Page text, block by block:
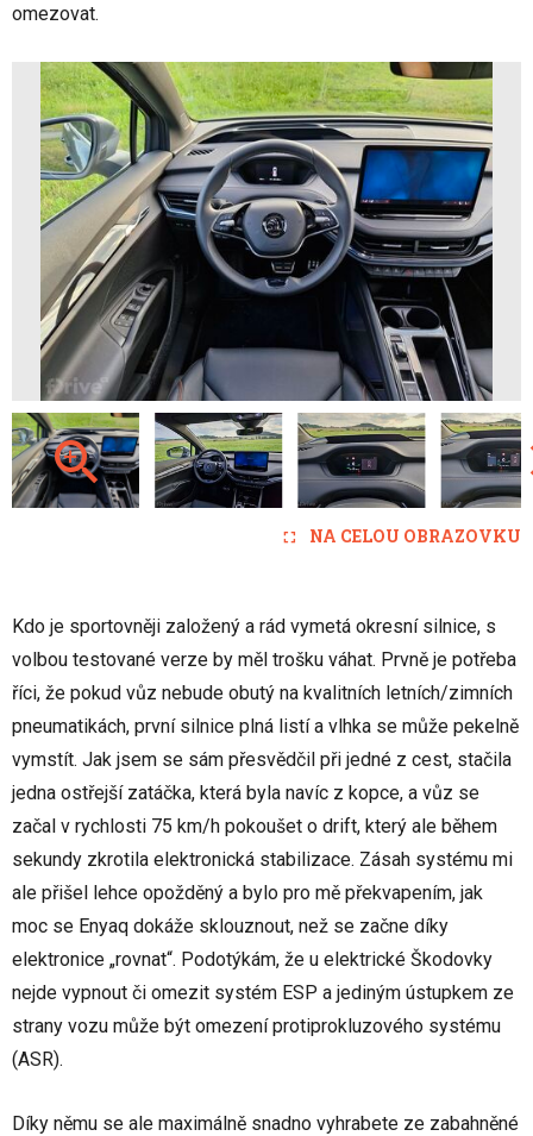
omezovat.
NA CELOU OBRAZOVKU
Kdo je sportovněji založený a rád vymetá okresní silnice, s
volbou testované verze by měl trošku váhat. Prvně je potřeba
říci, že pokud vůz nebude obutý na kvalitních letních/zimních
pneumatikách, první silnice plná listí a vlhka se může pekelně
vymstít. Jak jsem se sám přesvědčil při jedné z cest, stačila
jedna ostřejší zatáčka, která byla navíc z kopce, a vůz se
začal v rychlosti 75 km/h pokoušet o drift, který ale během
sekundy zkrotila elektronická stabilizace. Zásah systému mi
ale přišel lehce opožděný a bylo pro mě překvapením, jak
moc se Enyaq dokáže sklouznout, než se začne díky
elektronice „rovnat“. Podotýkám, že u elektrické Škodovky
nejde vypnout či omezit systém ESP a jediným ústupkem ze
strany vozu může být omezení protiprokluzového systému
(ASR).
Díky němu se ale maximálně snadno vyhrabete ze zabahněné